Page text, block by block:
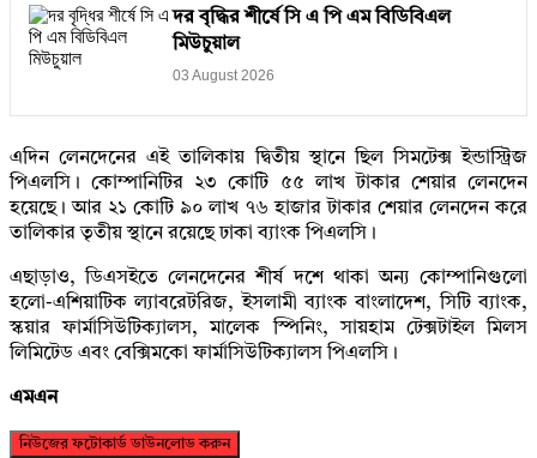
দর বৃদ্ধির শীর্ষে সি এ পি এম বিডিবিএল
মিউচুয়াল
03 August 2026
এদিন লেনদেনের এই তালিকায় দ্বিতীয় স্থানে ছিল সিমটেক্স ইন্ডাস্ট্রিজ
পিএলসি। কোম্পানিটির ২৩ কোটি ৫৫ লাখ টাকার শেয়ার লেনদেন
হয়েছে। আর ২১ কোটি ৯০ লাখ ৭৬ হাজার টাকার শেয়ার লেনদেন করে
তালিকার তৃতীয় স্থানে রয়েছে ঢাকা ব্যাংক পিএলসি।
এছাড়াও, ডিএসইতে লেনদেনের শীর্ষ দশে থাকা অন্য কোম্পানিগুলো
হলো-এশিয়াটিক ল্যাবরেটরিজ, ইসলামী ব্যাংক বাংলাদেশ, সিটি ব্যাংক,
স্কয়ার ফার্মাসিউটিক্যালস, মালেক স্পিনিং, সায়হাম টেক্সটাইল মিলস
লিমিটেড এবং বেক্সিমকো ফার্মাসিউটিক্যালস পিএলসি।
এমএন
নিউজের ফটোকার্ড ডাউনলোড করুন